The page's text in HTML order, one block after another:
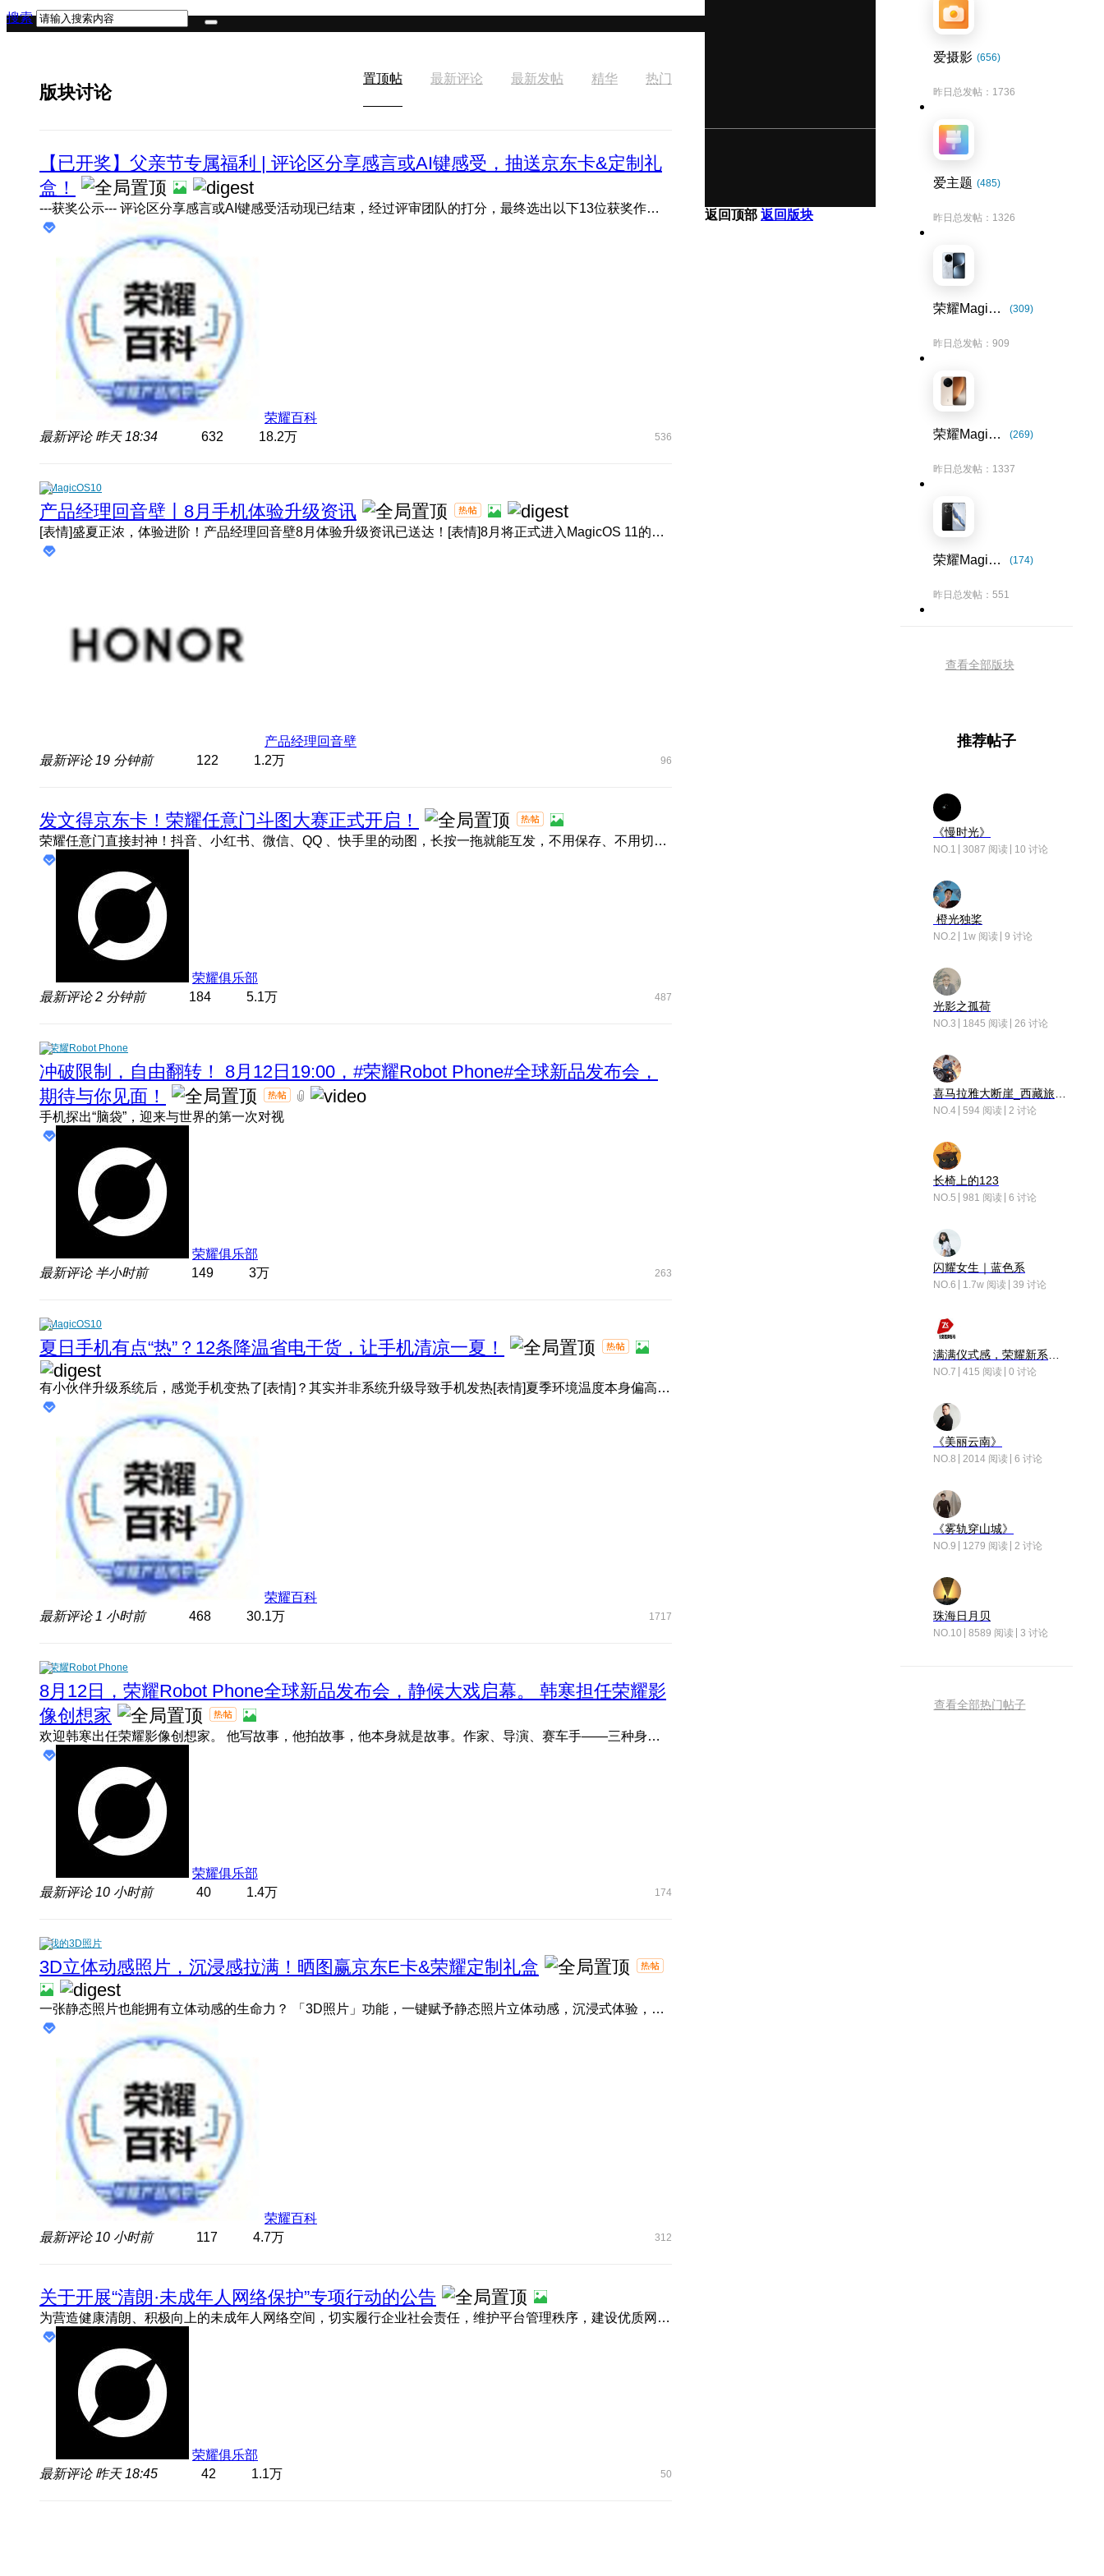
搜索
版块讨论
置顶帖 最新评论 最新发帖 精华 热门
【已开奖】父亲节专属福利 | 评论区分享感言或AI键感受，抽送京东卡&定制礼
盒！
---获奖公示--- 评论区分享感言或AI键感受活动现已结束，经过评审团队的打分，最终选出以下13位获奖作品，恭喜获 ...
荣耀百科
最新评论 昨天 18:34 632 18.2万 536
MagicOS10
产品经理回音壁丨8月手机体验升级资讯
[表情]盛夏正浓，体验进阶！产品经理回音壁8月体验升级资讯已送达！[表情]8月将正式进入MagicOS 11的升级节奏，内 ...
产品经理回音壁
最新评论 19 分钟前 122 1.2万 96
发文得京东卡！荣耀任意门斗图大赛正式开启！
荣耀任意门直接封神！抖音、小红书、微信、QQ 、快手里的动图，长按一拖就能互发，不用保存、不用切软件，评论区 ...
荣耀俱乐部
最新评论2 分钟前 184 5.1万 487
荣耀Robot Phone
冲破限制，自由翻转！ 8月12日19:00，#荣耀Robot Phone#全球新品发布会，
期待与你见面！
手机探出“脑袋”，迎来与世界的第一次对视
荣耀俱乐部
最新评论 半小时前 149 3万 263
MagicOS10
夏日手机有点“热”？12条降温省电干货，让手机清凉一夏！
有小伙伴升级系统后，感觉手机变热了[表情]？其实并非系统升级导致手机发热[表情]夏季环境温度本身偏高[表情]️， ...
荣耀百科
最新评论 1 小时前 468 30.1万 1717
荣耀Robot Phone
8月12日，荣耀Robot Phone全球新品发布会，静候大戏启幕。 韩寒担任荣耀影
像创想家
欢迎韩寒出任荣耀影像创想家。 他写故事，他拍故事，他本身就是故事。作家、导演、赛车手——三种身份从未定义他 ...
荣耀俱乐部
最新评论 10 小时前 40 1.4万 174
我的3D照片
3D立体动感照片，沉浸感拉满！晒图赢京东E卡&荣耀定制礼盒
一张静态照片也能拥有立体动感的生命力？ 「3D照片」功能，一键赋予静态照片立体动感，沉浸式体验，让您的珍贵瞬 ...
荣耀百科
最新评论 10 小时前 117 4.7万 312
关于开展“清朗·未成年人网络保护”专项行动的公告
为营造健康清朗、积极向上的未成年人网络空间，切实履行企业社会责任，维护平台管理秩序，建设优质网络生 ...
荣耀俱乐部
最新评论 昨天 18:45 42 1.1万 50
爱摄影 (656)
昨日总发帖：1736
爱主题 (485)
昨日总发帖：1326
荣耀Magic7系列 (309)
昨日总发帖：909
荣耀Magic8系列 (269)
昨日总发帖：1337
荣耀Magic6系列 (174)
昨日总发帖：551
查看全部版块
推荐帖子
《慢时光》
NO.1 3087 阅读 10 讨论
橙光独桨
NO.2 1w 阅读 9 讨论
光影之孤荷
NO.3 1845 阅读 26 讨论
NO.4 594 阅读 2 讨论
长椅上的123
NO.5 981 阅读 6 讨论
闪耀女生｜蓝色系
NO.6 1.7w 阅读 39 讨论
NO.7 415 阅读 0 讨论
《美丽云南》
NO.8 2014 阅读 6 讨论
《雾轨穿山城》
NO.9 1279 阅读 2 讨论
珠海日月贝
NO.10 8589 阅读 3 讨论
查看全部热门帖子
返回顶部 返回版块